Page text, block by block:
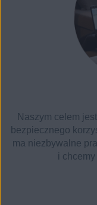
Naszym celem
bezpiecznego
ma niezbywalne
i